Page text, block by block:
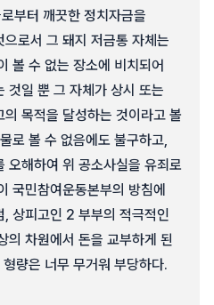
부터 깨끗한 정치자금을
로서 그 돼지 저금통 자체는
볼 수 없는 장소에 비치되어
것일 뿐 그 자체가 상시 또는
목적을 달성하는 것이라고 볼
로 볼 수 없음에도 불구하고,
오해하여 위 공소사실을 유죄로
국민참여운동본부의 방침에
상피고인 2 부부의 적극적인
의 차원에서 돈을 교부하게 된
량은 너무 무거워 부당하다.